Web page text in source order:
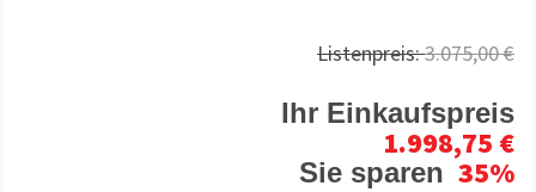
Listenpreis:3.075,00 €
Ihr Einkaufspreis
1.998,75 €
Sie sparen 35%